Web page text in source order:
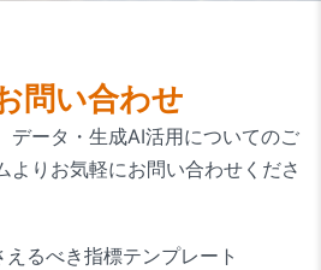
問い合わせ
データ・生成AI活用についてのご
よりお気軽にお問い合わせくださ
るべき指標テンプレート